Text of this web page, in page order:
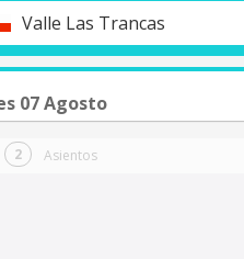
Valle Las Trancas
07 Agosto
Asientos